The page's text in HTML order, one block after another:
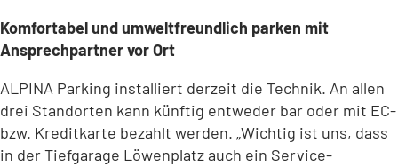
Komfortabel und umweltfreundlich parken mit
Ansprechpartner vor Ort
ALPINA Parking installiert derzeit die Technik. An allen
drei Standorten kann künftig entweder bar oder mit EC-
bzw. Kreditkarte bezahlt werden. „Wichtig ist uns, dass
in der Tiefgarage Löwenplatz auch ein Service-